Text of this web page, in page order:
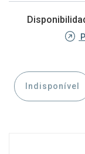
Indisponível